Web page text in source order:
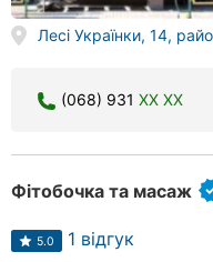
Лесі Українки, 14,
(068) 931 XX XX
Фітобочка та масаж
5.0 1 відгук